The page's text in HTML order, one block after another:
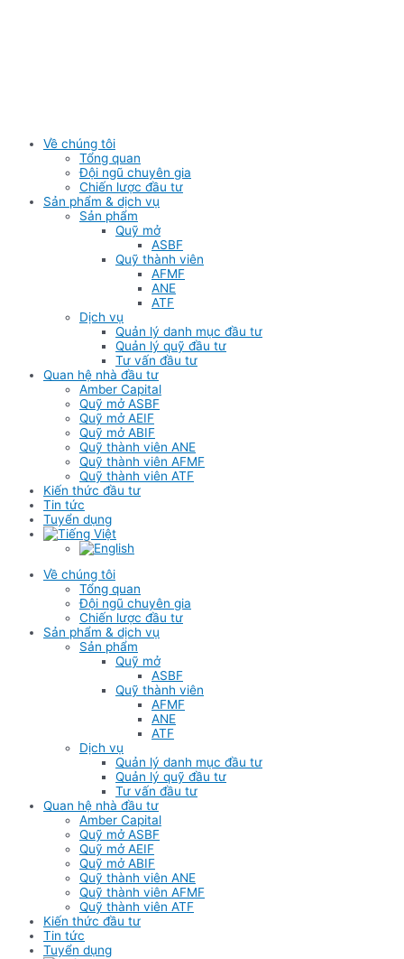
Về chúng tôi
Tổng quan
Đội ngũ chuyên gia
Chiến lược đầu tư
Sản phẩm & dịch vụ
Sản phẩm
Quỹ mở
ASBF
Quỹ thành viên
AFMF
ANE
ATF
Dịch vụ
Quản lý danh mục đầu tư
Quản lý quỹ đầu tư
Tư vấn đầu tư
Quan hệ nhà đầu tư
Amber Capital
Quỹ mở ASBF
Quỹ mở AEIF
Quỹ mở ABIF
Quỹ thành viên ANE
Quỹ thành viên AFMF
Quỹ thành viên ATF
Kiến thức đầu tư
Tin tức
Tuyển dụng
Về chúng tôi
Tổng quan
Đội ngũ chuyên gia
Chiến lược đầu tư
Sản phẩm & dịch vụ
Sản phẩm
Quỹ mở
ASBF
Quỹ thành viên
AFMF
ANE
ATF
Dịch vụ
Quản lý danh mục đầu tư
Quản lý quỹ đầu tư
Tư vấn đầu tư
Quan hệ nhà đầu tư
Amber Capital
Quỹ mở ASBF
Quỹ mở AEIF
Quỹ mở ABIF
Quỹ thành viên ANE
Quỹ thành viên AFMF
Quỹ thành viên ATF
Kiến thức đầu tư
Tin tức
Tuyển dụng